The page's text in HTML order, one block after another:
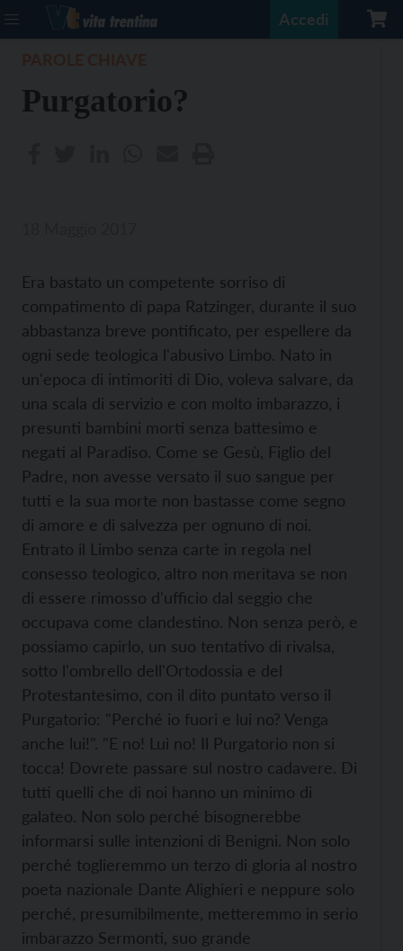
Accedi
Purgatorio?
Era bastato un competente sorriso di
compatimento di papa Ratzinger, durante il suo
abbastanza breve pontificato, per espellere da
ogni sede teologica l'abusivo Limbo. Nato in
un'epoca di intimoriti di Dio, voleva salvare, da
una scala di servizio e con molto imbarazzo, i
presunti bambini morti senza battesimo e
negati al Paradiso. Come se Gesù, Figlio del
Padre, non avesse versato il suo sangue per
tutti e la sua morte non bastasse come segno
di amore e di salvezza per ognuno di noi.
Entrato il Limbo senza carte in regola nel
consesso teologico, altro non meritava se non
di essere rimosso d'ufficio dal seggio che
occupava come clandestino. Non senza però, e
possiamo capirlo, un suo tentativo di rivalsa,
sotto l'ombrello dell'Ortodossia e del
Protestantesimo, con il dito puntato verso il
Purgatorio: "Perché io fuori e lui no? Venga
anche lui!". "E no! Lui no! Il Purgatorio non si
tocca! Dovrete passare sul nostro cadavere. Di
tutti quelli che di noi hanno un minimo di
galateo. Non solo perché bisognerebbe
informarsi sulle intenzioni di Benigni. Non solo
perché toglieremmo un terzo di gloria al nostro
poeta nazionale Dante Alighieri e neppure solo
perché, presumibilmente, metteremmo in serio
imbarazzo Sermonti, suo grande